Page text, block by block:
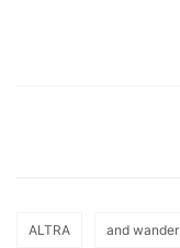
ALTRA and wander